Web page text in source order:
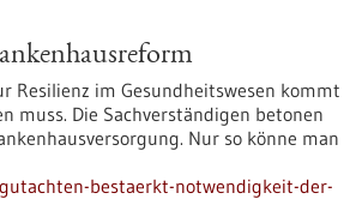
Resilienz im Gesundheitswesen kommt
muss. Die Sachverständigen betonen
Nur so könne man
bestaerkt-notwendigkeit-der-